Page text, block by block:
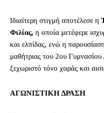
Ιδιαίτερη στιγμή αποτέλεσε η
Φιλίας, η οποία μετέφερε
και ελπίδας, ενώ η
μαθήτριας του 2ου
ξεχωριστό τόνο χαράς και
ΑΓΩΝΙΣΤΙΚΗ ΔΡΑΣΗ